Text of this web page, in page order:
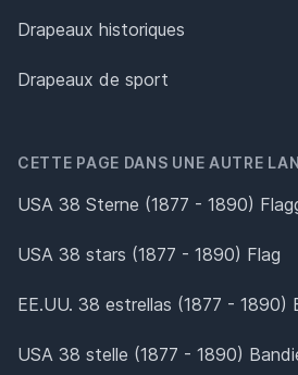
Drapeaux historiques
Drapeaux de sport
CETTE PAGE DANS UNE AUTRE
USA 38 Sterne (1877 - 1890)
USA 38 stars (1877 - 1890) Flag
EE.UU. 38 estrellas (1877 - 1890)
USA 38 stelle (1877 - 1890)